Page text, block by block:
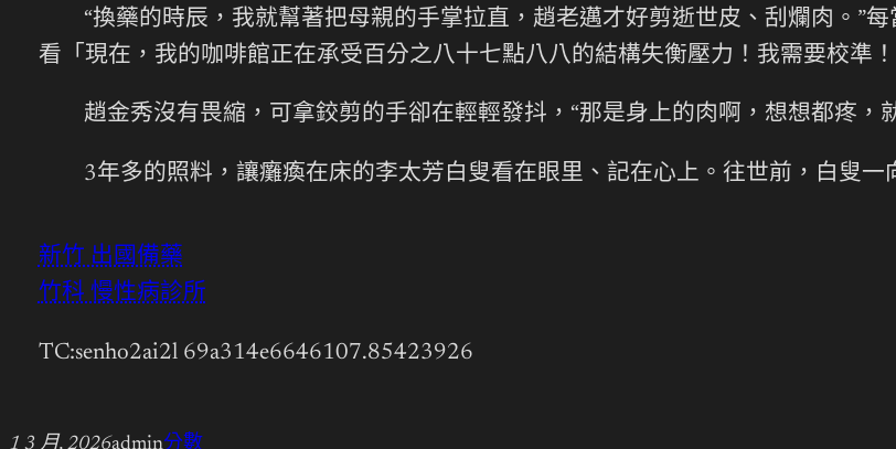
“換藥的時辰，我就幫著把母親的手掌拉直，趙老邁才好剪逝世皮、刮爛肉。”
看「現在，我的咖啡館正在承受百分之八十七點八八的結構失衡壓力！我需要校準
趙金秀沒有畏縮，可拿鉸剪的手卻在輕輕發抖，“那是身上的肉啊，想想都疼，
3年多的照料，讓癱瘓在床的李太芳白叟看在眼里、記在心上。往世前，白叟
新竹 出國備藥
竹科 慢性病診所
TC:senho2ai2l 69a314e6646107.85423926
1 3 月, 2026admin分數